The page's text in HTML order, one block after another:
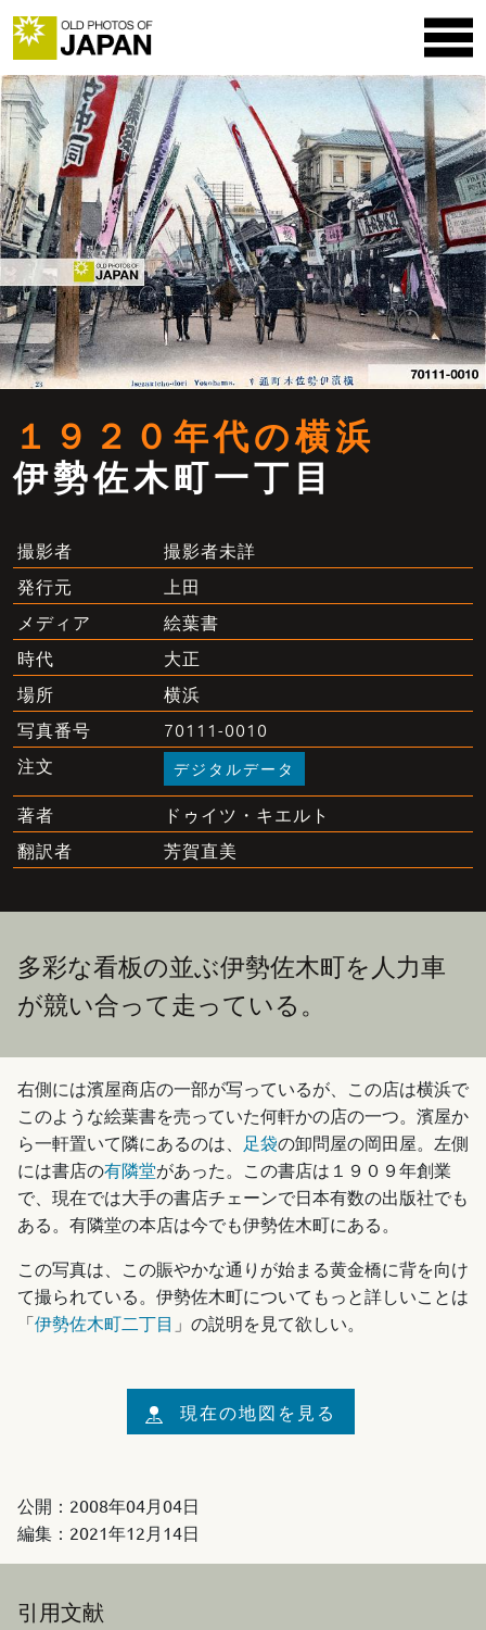
１９２０年代の横浜
伊勢佐木町一丁目
撮影者 撮影者未詳
発行元 上田
メディア 絵葉書
時代 大正
場所 横浜
写真番号 70111-0010
注文 デジタルデータ
著者 ドゥイツ・キエルト
翻訳者 芳賀直美
多彩な看板の並ぶ伊勢佐木町を人力車
が競い合って走っている。
右側には濱屋商店の一部が写っているが、この店は横浜で
このような絵葉書を売っていた何軒かの店の一つ。濱屋か
ら一軒置いて隣にあるのは、 足袋の卸問屋の岡田屋。左側
には書店の有隣堂があった。この書店は１９０９年創業
で、現在では大手の書店チェーンで日本有数の出版社でも
ある。有隣堂の本店は今でも伊勢佐木町にある。
この写真は、この賑やかな通りが始まる黄金橋に背を向け
て撮られている。伊勢佐木町についてもっと詳しいことは
「伊勢佐木町二丁目 」の説明を見て欲しい。
現在の地図を見る
公開： 2008年04月04日
編集： 2021年12月14日
引用文献